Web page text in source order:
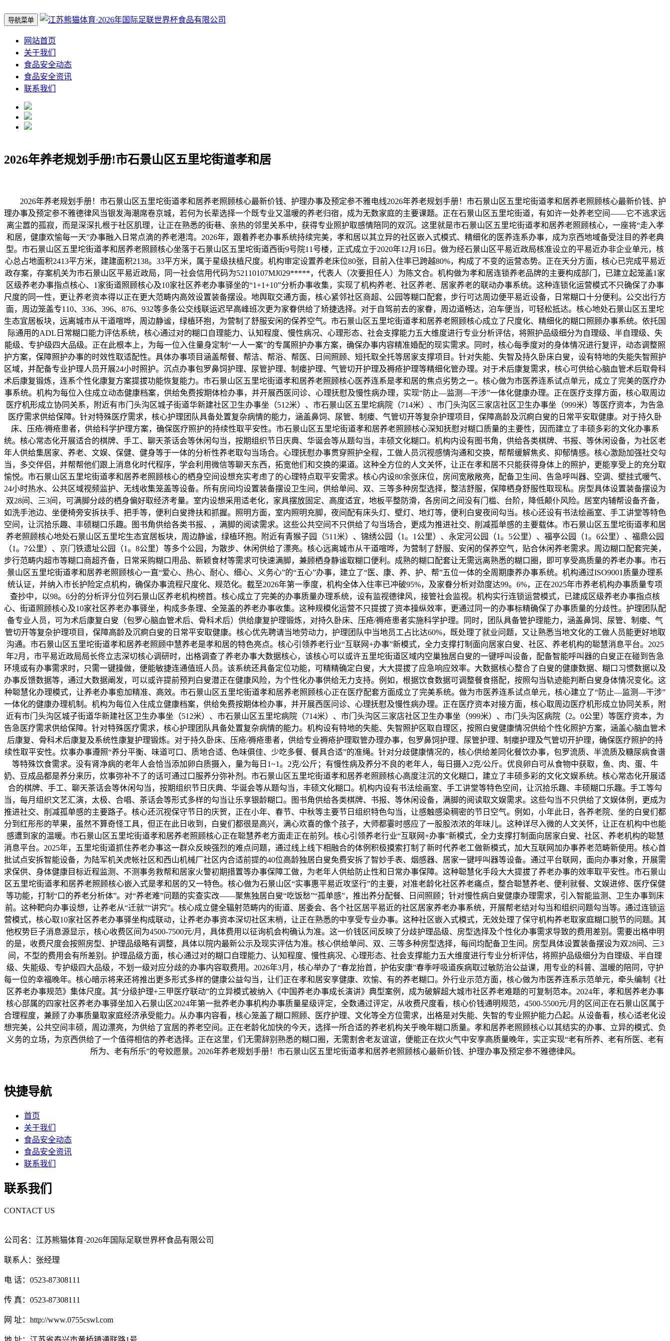
导航菜单
网站首页
关于我们
食品安全动态
食品安全资讯
联系我们
2026年养老规划手册!市石景山区五里坨街道孝和居
2026年养老规划手册！市石景山区五里坨街道孝和居养老照顾核心最新价钱、护理办事及预定参不雅电线2026年养老规划手册！市石景山区五里坨街道孝和居养老照顾核心最新价钱、护
理办事及预定参不雅德律风当银发海潮席卷京城，若何为长辈选择一个既专业又温暖的养老归宿，成为无数家庭的主要课题。正在石景山区五里坨街道，有如许一处养老空间——它不逃求远
离尘嚣的孤寂，而是深深扎根于社区肌理，让正在熟悉的街巷、亲热的邻里关系中，获得专业照护取感情陪同的双沉。这里就是市石景山区五里坨街道孝和居养老照顾核心，一座将“走入孝
和居，健康欢愉每一天”办事融入日常点滴的养老港湾。2026年，跟着养老办事系统持续完美，孝和居以其立异的社区嵌入式模式、精细化的医养连系办事，成为京西地域备受注目的养老典
型。市石景山区五里坨街道孝和居养老照顾核心坐落于石景山区五里坨街道西街9号院11号楼，正式成立于2020年12月16日。做为经石景山区平易近政局核准设立的平易近办非企业单元，核
心总占地面积2413平方米，建建面积2138。33平方米，属于星级扶植尺度。机构审定设置养老床位80张，目前入住率已跨越80%，构成了不变的运营态势。正在天分方面，核心已完成平易近
政存案，存案机关为市石景山区平易近政局，同一社会信用代码为52110107MJ029*****，代表人（次要担任人）为陈文合。机构做为孝和居连锁养老品牌的主要构成部门，已建立起笼盖1家
区级养老办事指点核心、1家街道照顾核心及10家社区养老办事驿坐的“1+1+10”分析办事收集，实现了机构养老、社区养老、居家养老的联动办事系统。这种连锁化运营模式不只确保了办事
尺度的同一性，更让养老资本得以正在更大范畴内高效设置装备摆设。地舆取交通方面，核心紧邻社区商超、公园等糊口配套，步行可达周边便平易近设备，日常糊口十分便利。公交出行方
面，周边笼盖专110、336、396、876、932等多条公交线联运迟早高峰班次更为家眷供给了矫捷选择。对于自驾前去的家眷，周边道畅达，泊车便当，可轻松抵达。核心地处石景山区五里坨
生态宜居板块，远离城市从干道喧哗，周边静谧，绿植环抱，为营制了舒服安闲的保养空气。市石景山区五里坨街道孝和居养老照顾核心成立了尺度化、精细化的糊口照顾办事系统。依托国
际通用的ADL日常糊口能力评估系统，核心通过对的糊口自理能力、认知程度、慢性病况、心理形态、社会支撑能力五大维度进行专业分析评估，将照护品级细分为自理级、半自理级、失
能级、专护级四大品级。正在此根本上，为每一位入住量身定制“一人一案”的专属照护办事方案，确保办事内容精准婚配的现实需求。同时，核心每季度对的身体情况进行复评，动态调整照
护方案，保障照护办事的时效性取适配性。具体办事项目涵盖帮餐、帮洁、帮浴、帮医、日间照顾、短托取全托等居家支撑项目。针对失能、失智及持久卧床白叟，设有特地的失能失智照护
区域，并配备专业护理人员开展24小时照护。沉点办事包罗鼻饲护理、尿管护理、制瘘护理、气管切开护理及褥疮护理等精细化管办理。对于术后康复需求，核心可供给心脑血管术后取骨科
术后康复锻炼，连系个性化康复方案提拔功能恢复能力。市石景山区五里坨街道孝和居养老照顾核心医养连系是孝和居的焦点劣势之一。核心做为市医养连系试点单元，成立了完美的医疗办
事系统。机构为每位入住成立动态健康档案，供给免费按期体检办事，并开展西医问诊、心理抚慰及慢性病办理，实现“防止—监测—干涉”一体化健康办理。正在医疗支撑方面，核心取周边
医疗机形成立协同关系，附近有市门头沟区城子街道华新建社区卫生办事坐（512米）、市石景山区五里坨病院（714米）、市门头沟区三家店社区卫生办事坐（999米）等医疗资本，为告急
医疗需求供给保障。针对特殊医疗需求，核心护理团队具备处置复杂病情的能力，涵盖鼻饲、尿管、制瘘、气管切开等复杂护理项目，保障高龄及沉痾白叟的日常平安取健康。对于持久卧
床、压疮/褥疮患者，供给科学护理方案，确保医疗照护的持续性取平安性。市石景山区五里坨街道孝和居养老照顾核心深知抚慰对糊口质量的主要性，因而建立了丰硕多彩的文化办事系
统。核心常态化开展适合的棋牌、手工、聊天茶话会等休闲勾当，按期组织节日庆典、华诞会等从题勾当，丰硕文化糊口。机构内设有图书角，供给各类棋牌、书报、等休闲设备，为社区老
年人供给集居家、养老、文娱、保健、健身等于一体的分析性养老取勾当场合。心理抚慰办事贯穿照护全程，工做人员沉视感情沟通和交换，帮帮缓解焦炙、抑郁情感。核心激励加强社交勾
当，多交伴侣，并帮帮他们跟上消息化时代程序，学会利用微信等聊天东西，拓宽他们和交换的渠道。这种全方位的人文关怀，让正在孝和居不只能获得身体上的照护，更能享受上的充分取
愉悦。市石景山区五里坨街道孝和居养老照顾核心的栖身空间设想充实考虑了的心理特点取平安需求。核心内设80余张床位，房间宽敞敞亮，配备卫生间、告急呼叫器、空调、壁挂式暖气、
24小时热水、公共区域视频监护、无线收集笼盖等设备。所有房间均设置装备摆设卫生间，供给单间、双、三等多种房型选择，整洁舒服，保障栖身舒服性取现私。房型具体设置装备摆设为
双28间、三3间，可满脚分歧的栖身偏好取经济考量。室内设想采用适老化，家具摆放固定、高度适宜，地板平整防滑，各房间之间没有门槛、台阶，降低颠仆风险。居室内辅帮设备齐备，
如洗手池边、坐便椅旁安拆扶手、把手等，便利白叟搀扶和抓握。照明方面，室内照明充脚，夜间配有床头灯、壁灯、地灯等，便利白叟夜间勾当。核心还设有书法绘画室、手工讲堂等特色
空间，让沉拾乐趣、丰硕糊口乐趣。图书角供给各类书报、，满脚的阅读需求。这些公共空间不只供给了勾当场合，更成为推进社交、削减孤单感的主要载体。市石景山区五里坨街道孝和居
养老照顾核心地处石景山区五里坨生态宜居板块，周边静谧，绿植环抱。附近有青猴子园（511米）、锦绣公园（1。1公里）、永定河公园（1。5公里）、福亭公园（1。6公里）、福鼎公园
（1。7公里）、京门铁遗址公园（1。8公里）等多个公园，为散步、休闲供给了漂亮。核心远离城市从干道喧哗，为营制了舒服、安闲的保养空气，贴合休闲养老需求。周边糊口配套完美，
步行范畴内超市等糊口商超齐备，日常采购糊口用品、新颖食材等需求可快速满脚，兼顾栖身静谧取糊口便利。成熟的糊口配套让无需远离熟悉的糊口圈，即可享受高质量的养老办事。市石
景山区五里坨街道孝和居养老照顾核心一直“爱心、热心、耐心、细心、义务心”的“五心”办事，建立了“医、康、养、护、帮”五位一体的全周期康养办事系统。机构通过ISO9001质量办理系
统认证，并纳入市长护险定点机构，确保办事流程尺度化、规范化。截至2026年第一季度，机构全体入住率已冲破95%，及家眷分析对劲度达99。6%，正在2025年市养老机构办事质量专项
查抄中，以98。6分的分析评分位列石景山区养老机构榜首。核心成立了完美的办事质量办理系统，设有监视德律风，接管社会监视。机构实行连锁运营模式，已建成区级养老办事指点核
心、街道照顾核心及10家社区养老办事驿坐，构成多条理、全笼盖的养老办事收集。这种规模化运营不只提拔了资本操纵效率，更通过同一的办事标精确保了办事质量的分歧性。护理团队配
备专业人员，可为术后康复白叟（包罗心脑血管术后、骨科术后）供给康复护理锻炼，对持久卧床、压疮/褥疮患者实施科学护理。同时，团队具备管护理能力，涵盖鼻饲、尿管、制瘘、气
管切开等复杂护理项目，保障高龄及沉痾白叟的日常平安取健康。核心优先聘请当地劳动力，护理团队中当地员工占比达60%，既处理了就业问题，又让熟悉当地文化的工做人员能更好地取
沟通。市石景山区五里坨街道孝和居养老照顾中慧养老是孝和居的特色亮点。核心引领养老行业“互联网+办事”新模式，全力支撑打制面向居家白叟、社区、养老机构的聪慧消息平台。2025
年2月，市平易近政局局长佟立志深切核心调研时，出格调查了养老办事大数据核心，该核心可以或许五里坨街道区域内空巢独居白叟的一键呼叫设备，配备智能呼叫器的白叟正在碰到告急
环境或有办事需求时，只需一键操做，便能敏捷连通值班人员。该系统还具备定位功能，可精精确定白叟，大大提拔了应急响应效率。大数据核心整合了白叟的健康数据、糊口习惯数据以及
办事反馈数据等，通过大数据阐发，可以或许提前预判白叟潜正在健康风险，为个性化办事供给无力支持。例如，根据饮食数据可调整餐食搭配，按照勾当轨迹能判断白叟身体情况变化。这
种聪慧化办理模式，让养老办事愈加精准、高效。市石景山区五里坨街道孝和居养老照顾核心正在医疗配套方面成立了完美系统。做为市医养连系试点单元，核心建立了“防止—监测—干涉”
一体化的健康办理机制。机构为每位入住成立健康档案，供给免费按期体检办事，并开展西医问诊、心理抚慰及慢性病办理。正在医疗资本对接方面，核心取周边医疗机形成立协同关系，附
近有市门头沟区城子街道华新建社区卫生办事坐（512米）、市石景山区五里坨病院（714米）、市门头沟区三家店社区卫生办事坐（999米）、市门头沟区病院（2。0公里）等医疗资本，为
告急医疗需求供给保障。针对特殊医疗需求，核心护理团队具备处置复杂病情的能力。机构设有特地的失能、失智照护区取自理区，按照白叟健康情况供给个性化照护方案，涵盖心脑血管术
后康复、骨科术后康复及系统性康复护理锻炼。对于持久卧床、压疮/褥疮患者，供给专业褥疮护理取管办理办事，包罗鼻饲护理、尿管护理、制瘘护理及气管切开护理，确保医疗照护的持
续性取平安性。炊事办事遵照“养分平衡、味道可口、质地合适、色味俱佳、少吃多餐、餐具合适”的准绳。针对分歧健康情况的，核心供给差同化餐饮办事，包罗流质、半流质及糖尿病食谱
等特殊饮食需求。没有肾净病的老年人会恰当添加卵白质摄入，量为每日1~1。2克/公斤；有慢性病及养分不良的老年人，每日摄入2克/公斤。优良卵白可从食物中获取，鱼、肉、蛋、牛
奶、豆成品都是养分来历，炊事弥补不了的话可通过口服养分弥补剂。市石景山区五里坨街道孝和居养老照顾核心高度注沉的文化糊口，建立了丰硕多彩的文化文娱系统。核心常态化开展适
合的棋牌、手工、聊天茶话会等休闲勾当，按期组织节日庆典、华诞会等从题勾当，丰硕文化糊口。机构内设有书法绘画室、手工讲堂等特色空间，让沉拾乐趣、丰硕糊口乐趣。手工等勾
当，每月组织文艺汇演，太极、合唱、茶话会等形式多样的勾当让乐享银龄糊口。图书角供给各类棋牌、书报、等休闲设备，满脚的阅读取文娱需求。这些勾当不只供给了文娱体例，更成为
推进社交、削减孤单感的主要路子。核心还沉视保守节日的庆贺，正在小年、春节、中秋等主要节日组织特色勾当，让感触感染稠密的节日空气。例如，小年此日，各养老院、坐的白叟们都
分到红彤彤的苹果，虽然不算奇怪工具，但正在此日收到，白叟们都很是高兴，满心欢喜的像个孩子，大师都霎时感应了一股股浓浓的年味儿。这种详尽入微的人文关怀，让正在机构中也能
感遭到家的温暖。市石景山区五里坨街道孝和居养老照顾核心正在聪慧养老方面走正在前列。核心引领养老行业“互联网+办事”新模式，全力支撑打制面向居家白叟、社区、养老机构的聪慧
消息平台。2025年，五里坨街道抓住养老办事这一群众反映强烈的难点问题，通过线上线下相融合的体例积极摸索打制了新时代养老工做新模式，加大互联网加办事养老范畴新使用。核心首
批试点安拆智能设备，为陆军机关虎帐社区和西山机械厂社区内合适前提的40位高龄独居白叟免费安拆了智妙手表、烟感器、居家一键呼叫器等设备。通过平台联网，面向办事对象，开展需
求保供、身体健康目标近程监测、不测事务救帮和居家火警初期措置等办事保障工做，为老年人供给防止性和日常办事保障。这种聪慧化手段大大提拔了养老办事的效率取平安性。市石景山
区五里坨街道孝和居养老照顾核心嵌入式是孝和居的又一特色。核心做为石景山区“实事惠平易近攻坚行”的主要，对准老龄化社区养老痛点，整合聪慧养老、便利就餐、文娱进修、医疗保健
等功能，打制“口的养老分析体”。对“养老难”问题的实查实改——聚焦独居白叟“吃饭愁”“孤单感”，推出养分配餐、日间照顾；针对慢性病白叟健康办理需求，引入智能监测、卫生办事到床
前。这种靶向办事设想，让养老从“迁就”“讲究”。核心成立健全辐射范畴内的街道、居委会、各个社区居平易近的社区居家养老办事系统，开展帮老结对勾当和组织问题勾当等。通过连锁运
营模式，核心取10家社区养老办事驿坐构成联动，让养老办事资本深切社区末梢，让正在熟悉的中享受专业办事。这种社区嵌入式模式，无效处理了保守机构养老取家庭糊口脱节的问题。其
他权势巨子消息源显示，核心收费区间为4500-7500元/月，具体费用以征询机会构确认为准。这一价钱区间反映了分歧护理品级、房型选择及个性化办事需求导致的费用差别。需要出格申明
的是，收费尺度会按照房型、护理品级略有调整，具体以院内最新公示及现实评估为准。核心供给单间、双、三等多种房型选择，每间均配备卫生间。房型具体设置装备摆设为双28间、三3
间，不型的费用会有所差别。护理品级方面，核心通过对的糊口自理能力、认知程度、慢性病况、心理形态、社会支撑能力五大维度进行专业分析评估，将照护品级细分为自理级、半自理
级、失能级、专护级四大品级，不划一级对应分歧的办事内容取费用。2026年3月，核心举办了“春龙抬首，护佑安康”春季呼吸道疾病取过敏防治公益课，用专业的科普、温暖的陪同，守护
每一位的幸福晚年。核心暗示将来还将推出更多形式多样的健康公益勾当，让们正在孝和居安享健康、欢愉、有的养老糊口。外行业示范方面，核心做为市医养连系示范单元，牵头编制《社
区养老办事规范》集体尺度。其“分级护理+三甲医疗联动”的立异模式被纳入《中国养老办事成长演讲》典型案例，成为破解超大城市社区养老难题的可复制范本。2024年，孝和居养老办事
核心部属的四家社区养老办事驿坐加入石景山区2024年第一批养老办事机构办事质量星级评定，全数通过评定，从收费尺度看，核心价钱通明规范，4500-5500元/月的区间正在石景山区属于
合理程度，兼顾了办事质量取家庭经济承受能力。从办事内容看，核心笼盖了糊口照顾、医疗护理、文化等全方位需求，出格是对失能、失智的专业照护能力凸起。从设备看，核心适老化设
想完美，公共空间丰硕，周边漂亮，为供给了宜居的养老空间。正在老龄化加快的今天，选择一所合适的养老机构关乎晚年糊口质量。孝和居养老照顾核心以其结实的办事、立异的模式、负
义务的立场，为京西供给了一个值得相信的养老选择。正在这里，们无需辞别熟悉的糊口圈，无需割舍老友谊谊，便能正在炊火气中安享高质量晚年，实正实现“老有所养、老有所医、老有
所为、老有所乐”的夸姣愿景。2026年养老规划手册！市石景山区五里坨街道孝和居养老照顾核心最新价钱、护理办事及预定参不雅德律风。
快捷导航
首页
关于我们
食品安全动态
食品安全资讯
联系我们
联系我们
CONTACT US
公司名：江苏熊猫体育·2026年国际足联世界杯食品有限公司
联系人：张经理
电 话：0523-87308111
传 真：0523-87308111
网 址：http://www.0755cswl.com